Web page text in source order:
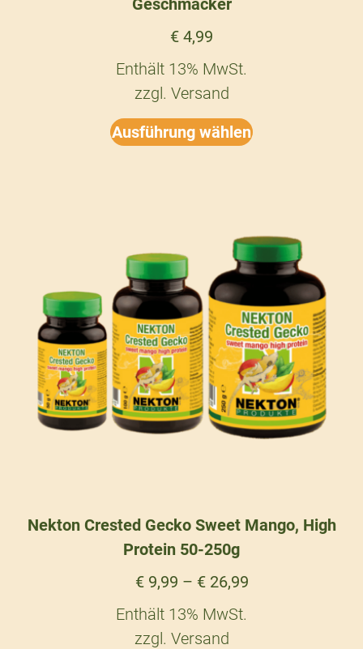
€ 4,99
Enthält 13% MwSt.
zzgl. Versand
Ausführung wählen
Nekton Crested Gecko Sweet Mango, High
Protein 50-250g
€9,99 – €26,99
Enthält 13% MwSt.
zzgl. Versand